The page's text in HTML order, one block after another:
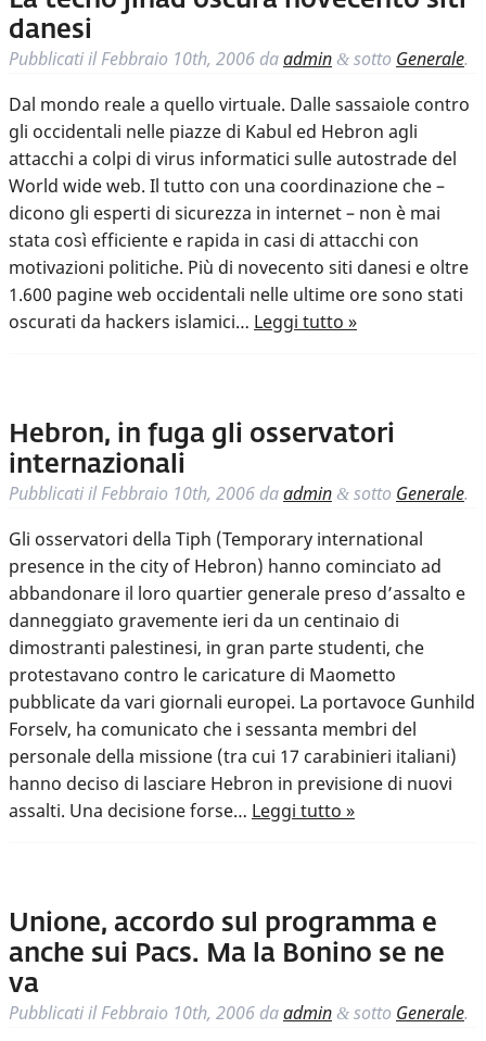
danesi
Pubblicati ilFebbraio 10th, 2006 daadmin & sotto Generale.
Dal mondo reale a quello virtuale. Dalle sassaiole contro
gli occidentali nelle piazze di Kabul ed Hebron agli
attacchi a colpi di virus informatici sulle autostrade del
World wide web. Il tutto con una coordinazione che –
dicono gli esperti di sicurezza in internet – non è mai
stata così efficiente e rapida in casi di attacchi con
motivazioni politiche. Più di novecento siti danesi e oltre
1.600 pagine web occidentali nelle ultime ore sono stati
oscurati da hackers islamici… Leggi tutto »
Hebron, in fuga gli osservatori
internazionali
Pubblicati ilFebbraio 10th, 2006 daadmin & sotto Generale.
Gli osservatori della Tiph (Temporary international
presence in the city of Hebron) hanno cominciato ad
abbandonare il loro quartier generale preso d’assalto e
danneggiato gravemente ieri da un centinaio di
dimostranti palestinesi, in gran parte studenti, che
protestavano contro le caricature di Maometto
pubblicate da vari giornali europei. La portavoce Gunhild
Forselv, ha comunicato che i sessanta membri del
personale della missione (tra cui 17 carabinieri italiani)
hanno deciso di lasciare Hebron in previsione di nuovi
assalti. Una decisione forse… Leggi tutto »
Unione, accordo sul programma e
anche sui Pacs. Ma la Bonino se ne
va
Pubblicati ilFebbraio 10th, 2006 daadmin & sotto Generale.